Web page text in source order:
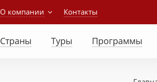
О компании Контакты
Страны Туры Программы